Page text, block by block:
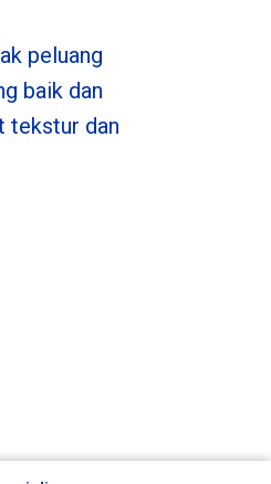
peluang
baik dan
tekstur dan